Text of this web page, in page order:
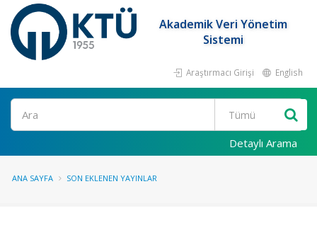
Akademik Veri Yönetim
Sistemi
Araştırmacı Girişi English
Ara
Detaylı Arama
ANA SAYFA SON EKLENEN YAYINLAR